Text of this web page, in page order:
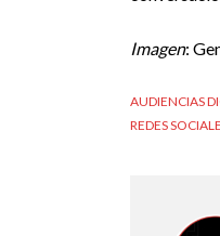
Imagen:
AUDIENCIAS
REDES